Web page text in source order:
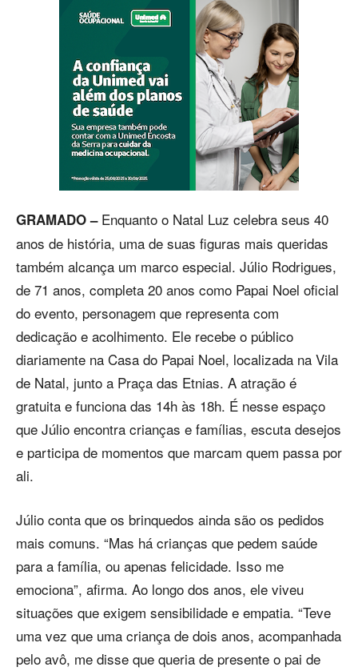
GRAMADO –Enquanto o Natal Luz celebra seus 40
anos de história, uma de suas figuras mais queridas
também alcança um marco especial. Júlio Rodrigues,
de 71 anos, completa 20 anos como Papai Noel oficial
do evento, personagem que representa com
dedicação e acolhimento. Ele recebe o público
diariamente na Casa do Papai Noel, localizada na Vila
de Natal, junto a Praça das Etnias. A atração é
gratuita e funciona das 14h às 18h. É nesse espaço
que Júlio encontra crianças e famílias, escuta desejos
e participa de momentos que marcam quem passa por
ali.
Júlio conta que os brinquedos ainda são os pedidos
mais comuns. “Mas há crianças que pedem saúde
para a família, ou apenas felicidade. Isso me
emociona”, afirma. Ao longo dos anos, ele viveu
situações que exigem sensibilidade e empatia. “Teve
uma vez que uma criança de dois anos, acompanhada
pelo avô, me disse que queria de presente o pai de